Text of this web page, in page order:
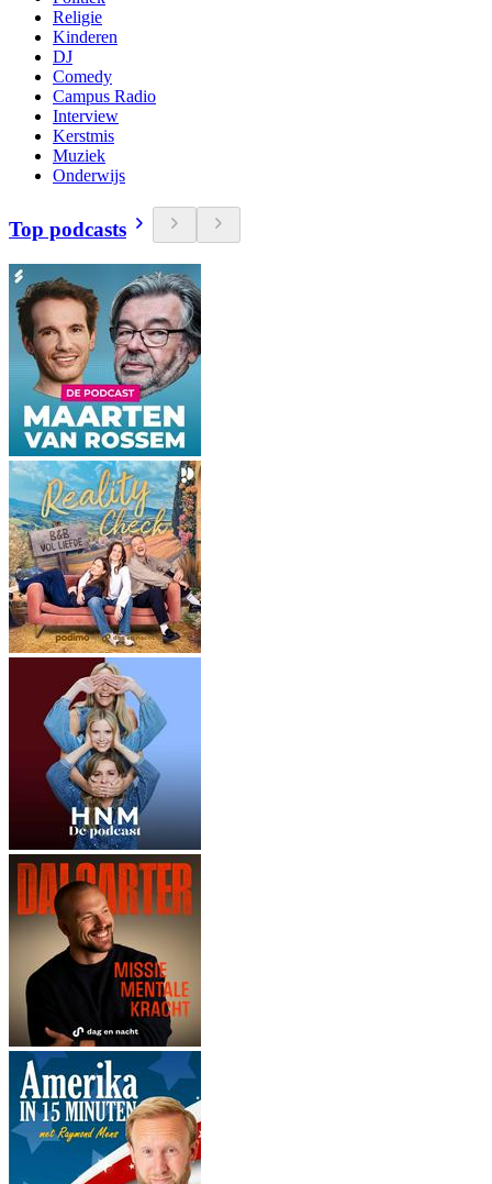
Religie
Kinderen
DJ
Comedy
Campus Radio
Interview
Kerstmis
Muziek
Onderwijs
Top podcasts